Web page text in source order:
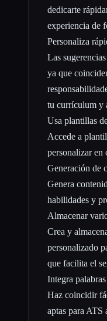
dedicarte
experiencia de
Personaliza
Las
ya que
tu currículum y
Usa plantillas
Accede a
personalizar en
Generación de
Genera
habilidades y
Almacenar
Crea y
personalizado
que facilita el
Integra
Haz coincidir
aptas para